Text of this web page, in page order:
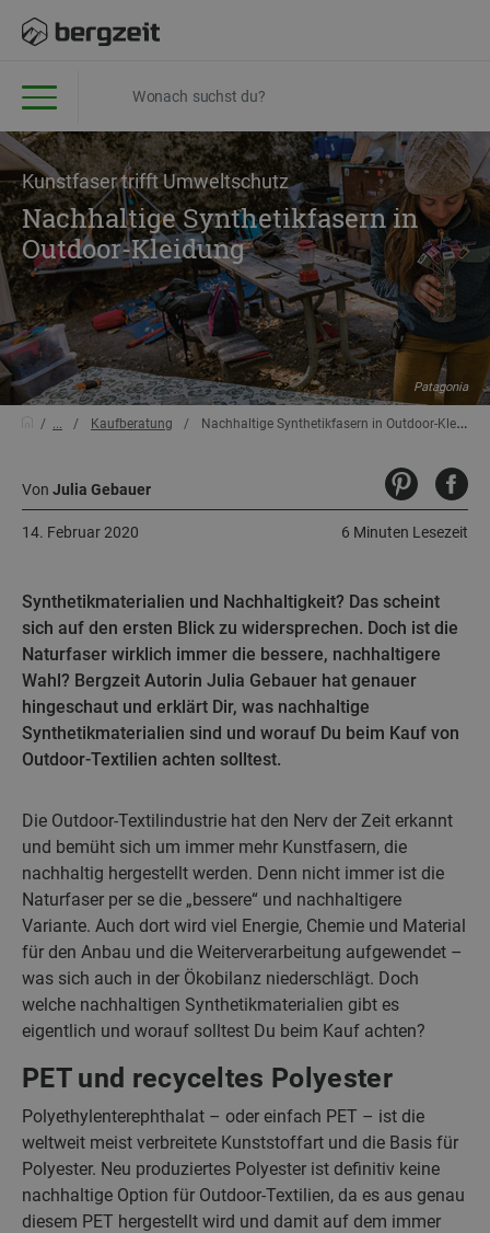
Kunstfaser trifft Umweltschutz
Nachhaltige Synthetikfasern in
Outdoor-Kleidung
Patagonia
... Kaufberatung Nachhaltige Synthetikfasern in Outdoor-Kleidung
Von Julia Gebauer
6 Minuten Lesezeit
14. Februar 2020
Synthetikmaterialien und Nachhaltigkeit? Das scheint
sich auf den ersten Blick zu widersprechen. Doch ist die
Naturfaser wirklich immer die bessere, nachhaltigere
Wahl? Bergzeit Autorin Julia Gebauer hat genauer
hingeschaut und erklärt Dir, was nachhaltige
Synthetikmaterialien sind und worauf Du beim Kauf von
Outdoor-Textilien achten solltest.
Die Outdoor-Textilindustrie hat den Nerv der Zeit erkannt
und bemüht sich um immer mehr Kunstfasern, die
nachhaltig hergestellt werden. Denn nicht immer ist die
Naturfaser per se die „bessere“ und nachhaltigere
Variante. Auch dort wird viel Energie, Chemie und Material
für den Anbau und die Weiterverarbeitung aufgewendet –
was sich auch in der Ökobilanz niederschlägt. Doch
welche nachhaltigen Synthetikmaterialien gibt es
eigentlich und worauf solltest Du beim Kauf achten?
PET und recyceltes Polyester
Polyethylenterephthalat – oder einfach PET – ist die
weltweit meist verbreitete Kunststoffart und die Basis für
Polyester. Neu produziertes Polyester ist definitiv keine
nachhaltige Option für Outdoor-Textilien, da es aus genau
diesem PET hergestellt wird und damit auf dem immer